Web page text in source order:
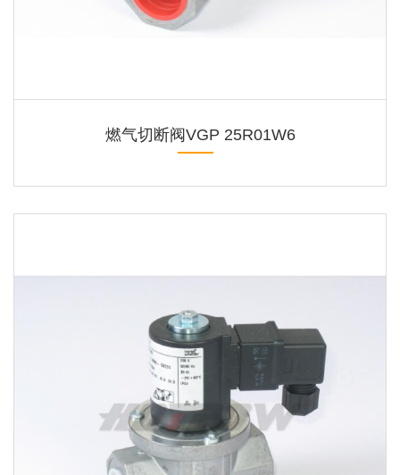
燃气切断阀VGP 25R01W6